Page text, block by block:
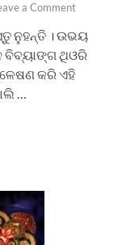
a Comment
ନୁହନ୍ତି । ଉଭୟ
ବିବ୍ୟାଙ୍ଗ ଥିଓରି
କରି ଏହି
…